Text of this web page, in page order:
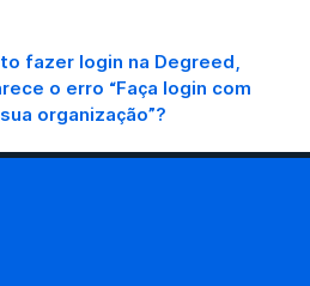
fazer login na Degreed,
o erro “Faça login com
organização”?